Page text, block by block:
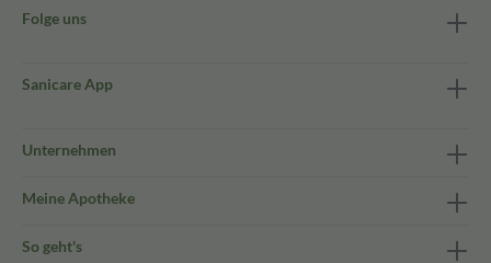
Folge uns
Sanicare App
Unternehmen
Meine Apotheke
So geht's